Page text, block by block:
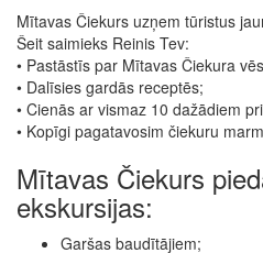
Mītavas Čiekurs uzņem tūristus
Šeit saimieks Reinis Tev:
• Pastāstīs par Mītavas Čiekura
• Dalīsies gardās receptēs;
• Cienās ar vismaz 10 dažādiem
• Kopīgi pagatavosim čiekuru
Mītavas Čiekurs
ekskursijas:
Garšas baudītājiem;